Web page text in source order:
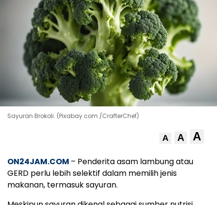
Sayuran Brokoli. (Pixabay.com /CrafterChef)
A A A
ON24JAM.COM – Penderita asam lambung atau
GERD perlu lebih selektif dalam memilih jenis
makanan, termasuk sayuran.